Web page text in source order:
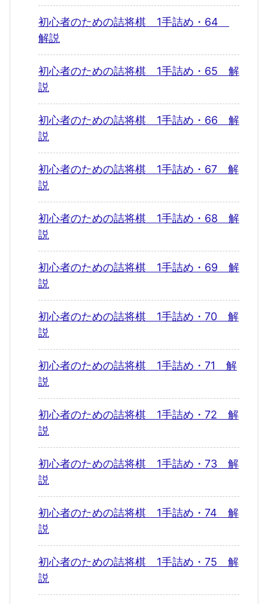
初心者のための詰将棋 1手詰め・64
解説
初心者のための詰将棋 1手詰め・65 解
説
初心者のための詰将棋 1手詰め・66 解
説
初心者のための詰将棋 1手詰め・67 解
説
初心者のための詰将棋 1手詰め・68 解
説
初心者のための詰将棋 1手詰め・69 解
説
初心者のための詰将棋 1手詰め・70 解
説
初心者のための詰将棋 1手詰め・71 解
説
初心者のための詰将棋 1手詰め・72 解
説
初心者のための詰将棋 1手詰め・73 解
説
初心者のための詰将棋 1手詰め・74 解
説
初心者のための詰将棋 1手詰め・75 解
説